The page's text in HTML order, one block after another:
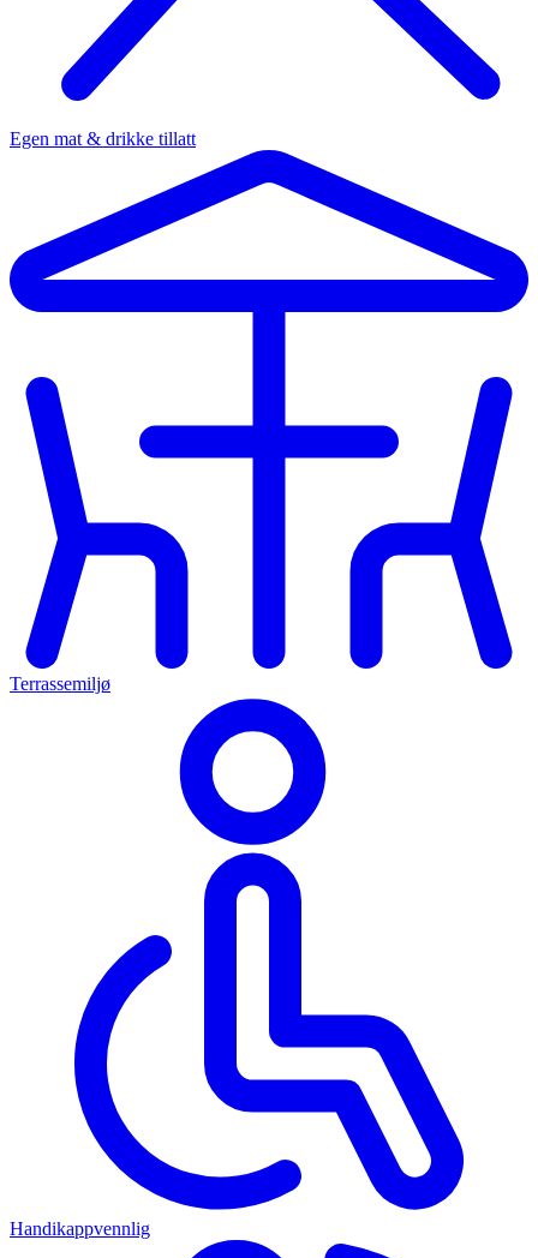
Egen mat & drikke tillatt
Terrassemiljø
Handikappvennlig